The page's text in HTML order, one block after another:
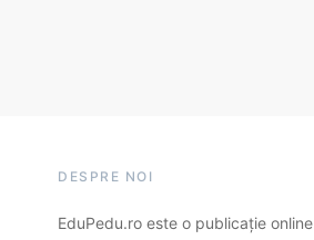
DESPRE NOI
EduPedu.ro este o publicație online